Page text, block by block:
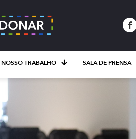
NOSSO TRABALHO SALA DE PRENSA